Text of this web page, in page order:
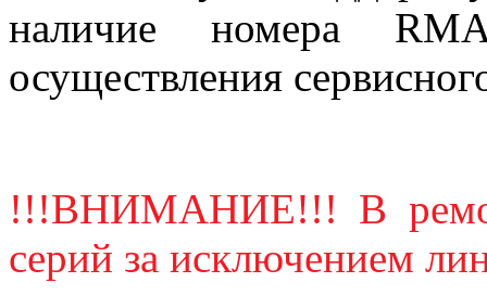
наличие номера
осуществления
!!!ВНИМАНИЕ!!! В
серий за исключением